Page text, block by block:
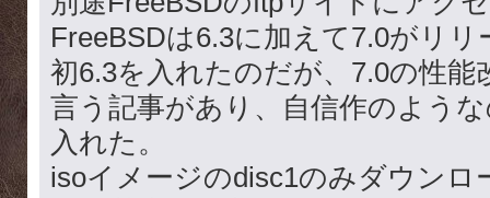
FreeBSDは6.3に加えて7.0がリ
初6.3を入れたのだが、7.0の性
言う記事があり、自信作のよう
入れた。
isoイメージのdisc1のみダウンロ